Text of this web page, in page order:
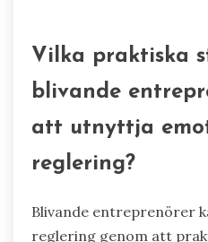
känslomässiga
konsumenterna. Detta
unika attribut, såsom
exempel kan
innovativa